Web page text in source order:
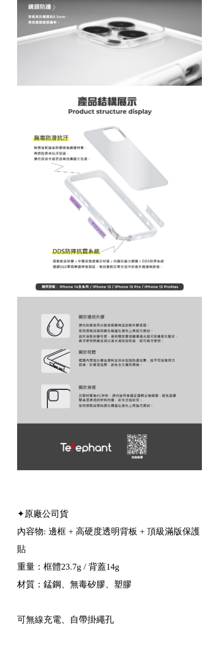
✦原廠公司貨
內容物: 邊框 + 高硬度透明背板 + 頂級滿版保護
貼
重量：框體23.7g / 背蓋14g
材質：錳鋼、無毒矽膠、塑膠
可無線充電、自帶掛繩孔